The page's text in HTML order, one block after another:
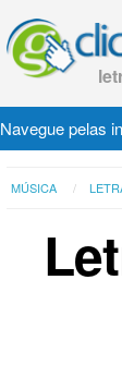
Navegue pelas
MÚSICA